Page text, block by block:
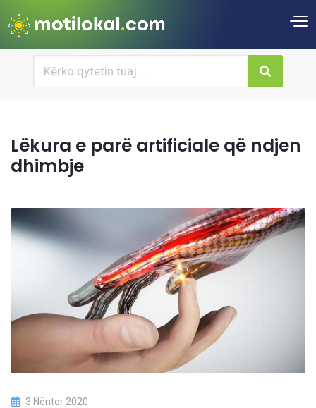
Lëkura e parë artificiale që ndjen
dhimbje
3 Nëntor 2020